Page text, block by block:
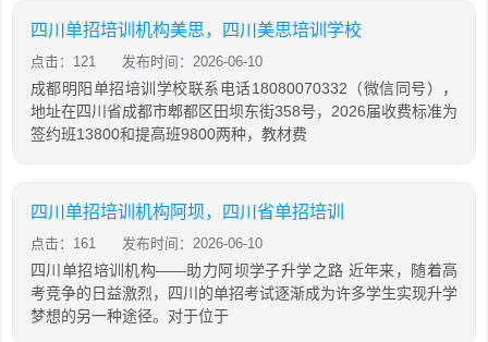
四川单招培训机构美思，四川美思培训学校
点击：121 发布时间：2026-06-10
成都明阳单招培训学校联系电话18080070332（微信同号），
地址在四川省成都市郫都区田坝东街358号，2026届收费标准为
签约班13800和提高班9800两种，教材费
四川单招培训机构阿坝，四川省单招培训
点击：161 发布时间：2026-06-10
四川单招培训机构——助力阿坝学子升学之路 近年来，随着高
考竞争的日益激烈，四川的单招考试逐渐成为许多学生实现升学
梦想的另一种途径。对于位于